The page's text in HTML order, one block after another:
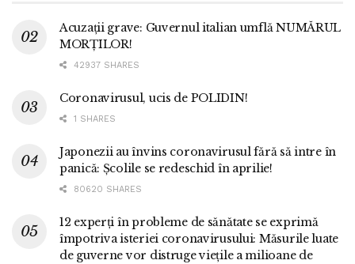
Acuzații grave: Guvernul italian umflă NUMĂRUL
MORȚILOR!
42937 SHARES
Coronavirusul, ucis de POLIDIN!
1 SHARES
Japonezii au învins coronavirusul fără să intre în
panică: Școlile se redeschid în aprilie!
80620 SHARES
12 experți în probleme de sănătate se exprimă
împotriva isteriei coronavirusului: Măsurile luate
de guverne vor distruge viețile a milioane de